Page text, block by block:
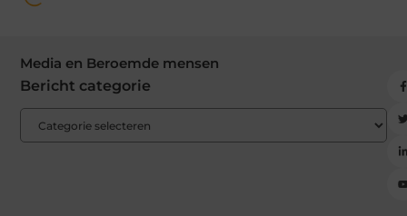
Media en Beroemde mensen
Bericht categorie